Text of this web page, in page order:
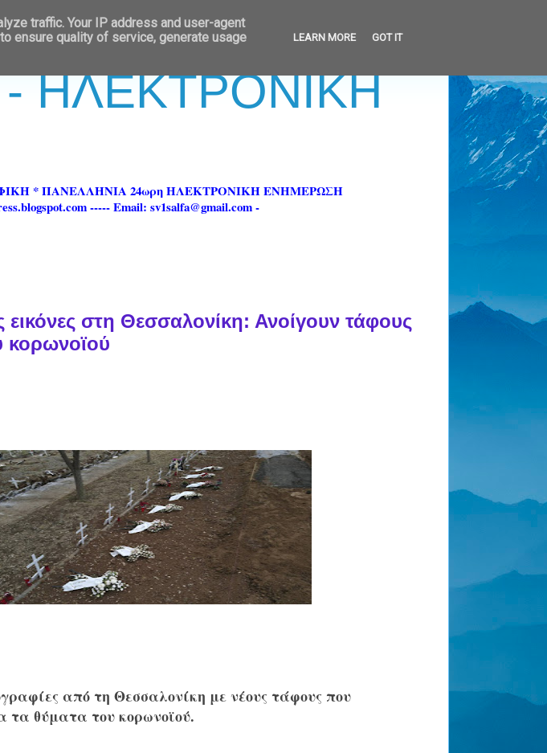
- ΗΛΕΚΤΡΟΝΙΚΗ
* ΠΑΝΕΛΛΗΝΙΑ 24ωρη ΗΛΕΚΤΡΟΝΙΚΗ ΕΝΗΜΕΡΩΣΗ
----- Email: sv1salfa@gmail.com -
εικόνες στη Θεσσαλονίκη: Ανοίγουν τάφους
κορωνοϊού
από τη Θεσσαλονίκη με νέους τάφους που
τα θύματα του κορωνοϊού.
traffic. Your IP address and user-agent
ensure quality of service, generate usage
LEARN MORE GOT IT